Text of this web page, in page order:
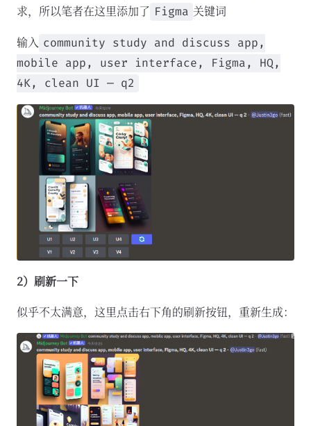
求，所以笔者在这里添加了 Figma 关键词
输入 community study and discuss app,
mobile app, user interface, Figma, HQ,
4K, clean UI — q2
2）刷新一下
似乎不太满意，这里点击右下角的刷新按钮，重新生成：